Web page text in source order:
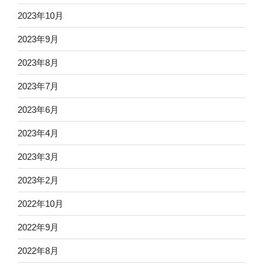
2023年10月
2023年9月
2023年8月
2023年7月
2023年6月
2023年4月
2023年3月
2023年2月
2022年10月
2022年9月
2022年8月